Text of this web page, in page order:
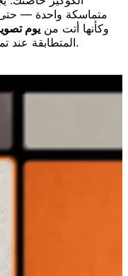
متماسكة واحدة — حتى
وكأنها أتت من يوم
المتطابقة عند تمرير شبكة إنستقرام لمحتوى ثلاثة أسابيع.